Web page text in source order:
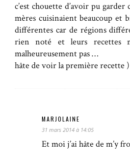
c’est chouette d’avoir pu garder
mères cuisinaient beaucoup et
différentes car de régions
rien noté et leurs recettes
malheureusement pas …
hâte de voir la première recette )
MARJOLAINE
31 mars 2014 à 14:05
Et moi j’ai hâte de m’y